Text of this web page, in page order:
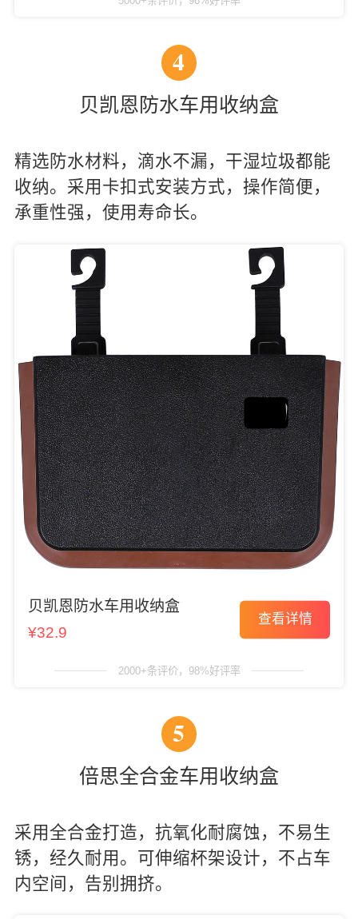
4
贝凯恩防水车用收纳盒
精选防水材料，滴水不漏，干湿垃圾都能
收纳。采用卡扣式安装方式，操作简便，
承重性强，使用寿命长。
贝凯恩防水车用收纳盒
¥32.9
查看详情
2000+条评价，98%好评率
5
倍思全合金车用收纳盒
采用全合金打造，抗氧化耐腐蚀，不易生
锈，经久耐用。可伸缩杯架设计，不占车
内空间，告别拥挤。